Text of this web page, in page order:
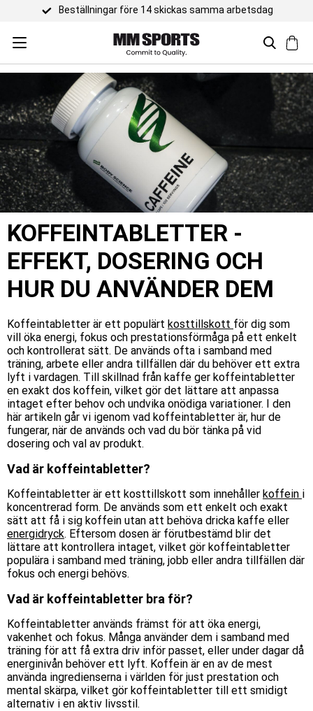
Trustpilot 4,5
KOFFEINTABLETTER -
EFFEKT, DOSERING OCH
HUR DU ANVÄNDER DEM
Koffeintabletter är ett populärt kosttillskott för dig som
vill öka energi, fokus och prestationsförmåga på ett enkelt
och kontrollerat sätt. De används ofta i samband med
träning, arbete eller andra tillfällen där du behöver ett extra
lyft i vardagen. Till skillnad från kaffe ger koffeintabletter
en exakt dos koffein, vilket gör det lättare att anpassa
intaget efter behov och undvika onödiga variationer. I den
här artikeln går vi igenom vad koffeintabletter är, hur de
fungerar, när de används och vad du bör tänka på vid
dosering och val av produkt.
Vad är koffeintabletter?
Koffeintabletter är ett kosttillskott som innehåller koffein i
koncentrerad form. De används som ett enkelt och exakt
sätt att få i sig koffein utan att behöva dricka kaffe eller
energidryck. Eftersom dosen är förutbestämd blir det
lättare att kontrollera intaget, vilket gör koffeintabletter
populära i samband med träning, jobb eller andra tillfällen där
fokus och energi behövs.
Vad är koffeintabletter bra för?
Koffeintabletter används främst för att öka energi,
vakenhet och fokus. Många använder dem i samband med
träning för att få extra driv inför passet, eller under dagar då
energinivån behöver ett lyft. Koffein är en av de mest
använda ingredienserna i världen för just prestation och
mental skärpa, vilket gör koffeintabletter till ett smidigt
alternativ i en aktiv livsstil.